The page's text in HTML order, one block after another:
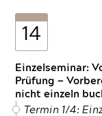
14
Einzelseminar:
Prüfung —
nicht einzeln
Termin 1/4: